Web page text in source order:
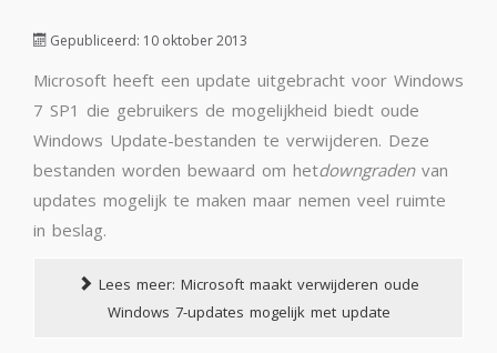
Gepubliceerd: 10 oktober 2013
Microsoft heeft een update uitgebracht voor Windows
7 SP1 die gebruikers de mogelijkheid biedt oude
Windows Update-bestanden te verwijderen. Deze
bestanden worden bewaard om hetdowngradenvan
updates mogelijk te maken maar nemen veel ruimte
in beslag.
Lees meer: Microsoft maakt verwijderen oude
Windows 7-updates mogelijk met update